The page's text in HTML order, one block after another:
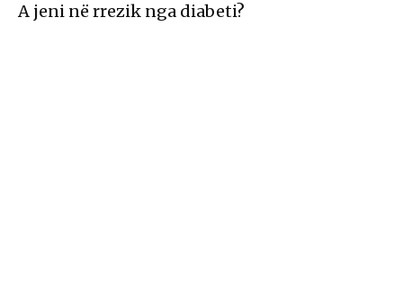
A jeni në rrezik nga diabeti?